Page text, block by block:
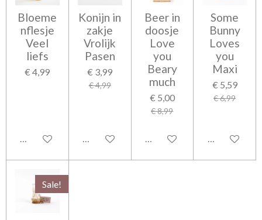
Bloeme
nflesje
Veel
liefs
€ 4,99
In winkelwagen
Konijn in
zakje
Vrolijk
Pasen
€ 3,99
€ 4,99
In winkelwagen
Beer in
doosje
Love
you
Beary
much
€ 5,00
€ 8,99
In winkelwagen
Some
Bunny
Loves
you
Maxi
€ 5,59
€ 6,99
In
Sale!